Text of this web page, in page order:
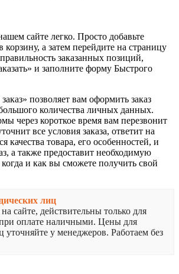
сайте легко. Просто добавьте
а затем перейдите на страницу
заказанных позиций,
и заполните форму Быстрого
позволяет вам оформить заказ
количества личных данных.
через короткое время вам перезвонит
все условия заказа, ответит на
качества товара, его особенностей, и
а также предоставит необходимую
и как вы сможете получить свой
лиц
сайте, действительны только для
оплате наличными. Цены для
у менеджеров. Работаем без